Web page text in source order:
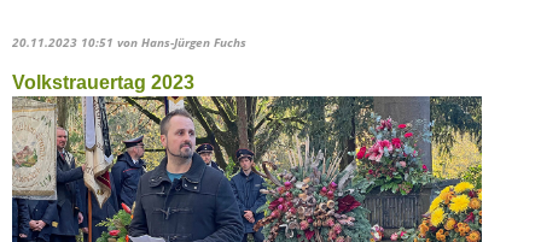
20.11.2023 10:51 von Hans-Jürgen Fuchs
Volkstrauertag 2023